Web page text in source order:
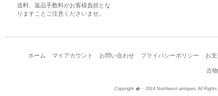
送料、返品手数料がお客様負担とな
りますことご注意くださいませ。
ホーム マイアカウント お問い合わせ プライバシーポリシー お
古
Copyright �・ 2014 Northwest-antiques All